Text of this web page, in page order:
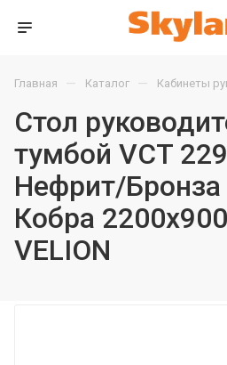
Главная — Каталог — Кабинеты
Стол
тумбой VCT
Нефрит/
Кобра
VELION